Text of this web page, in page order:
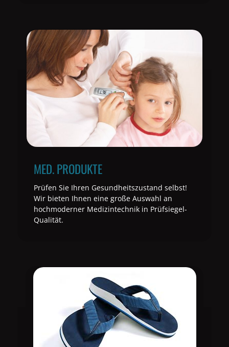
MED. PRODUKTE
Prüfen Sie Ihren Gesundheitszustand selbst!
Wir bieten Ihnen eine große Auswahl an
hochmoderner Medizintechnik in Prüfsiegel-
Qualität.